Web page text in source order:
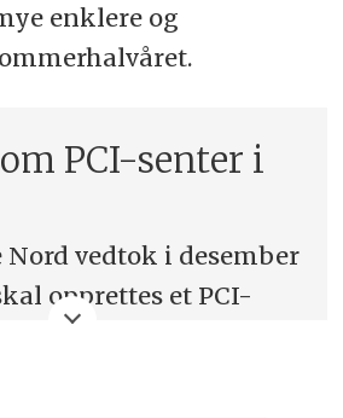
enklere og
PCI-senter i
Nord vedtok i desember
opprettes et PCI-